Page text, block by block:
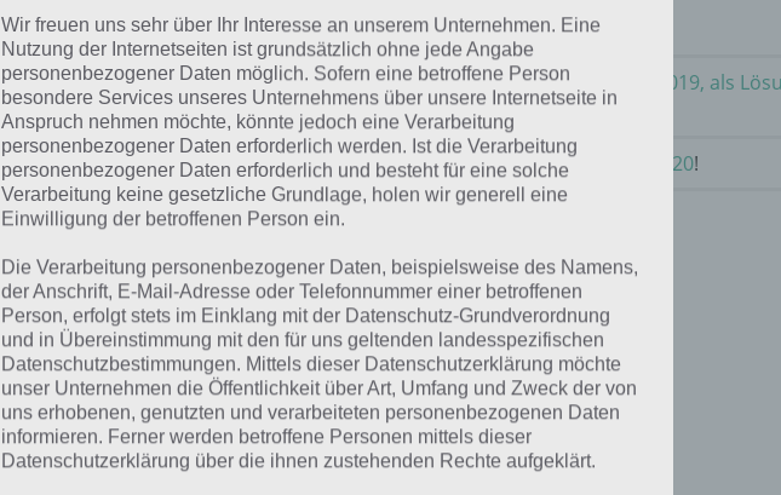
Tägliches BONUS Rätsel:Zur Lösung vom 7.10.2020
Rätsel aus dem Jahr 2019: Schau mal, was vor einem Jahr, am 7.10.2019, als
gesucht war
Zur Übersicht:4 Bilder 1 Wort Lösungen zu Halloween im Oktober 2020!
Wir freuen uns sehr über Ihr Interesse an unserem Unternehmen. Eine
Nutzung der Internetseiten ist grundsätzlich ohne jede Angabe
personenbezogener Daten möglich. Sofern eine betroffene Person
besondere Services unseres Unternehmens über unsere Internetseite in
Anspruch nehmen möchte, könnte jedoch eine Verarbeitung
personenbezogener Daten erforderlich werden. Ist die Verarbeitung
personenbezogener Daten erforderlich und besteht für eine solche
Verarbeitung keine gesetzliche Grundlage, holen wir generell eine
Einwilligung der betroffenen Person ein.
Die Verarbeitung personenbezogener Daten, beispielsweise des Namens,
der Anschrift, E-Mail-Adresse oder Telefonnummer einer betroffenen
Person, erfolgt stets im Einklang mit der Datenschutz-Grundverordnung
und in Übereinstimmung mit den für uns geltenden landesspezifischen
Datenschutzbestimmungen. Mittels dieser Datenschutzerklärung möchte
unser Unternehmen die Öffentlichkeit über Art, Umfang und Zweck der von
uns erhobenen, genutzten und verarbeiteten personenbezogenen Daten
informieren. Ferner werden betroffene Personen mittels dieser
Datenschutzerklärung über die ihnen zustehenden Rechte aufgeklärt.